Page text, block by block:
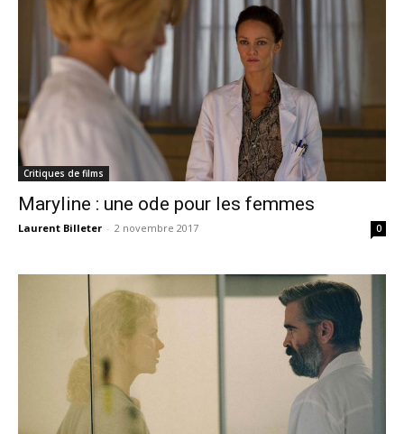
Critiques de films
Maryline : une ode pour les femmes
Laurent Billeter - 2 novembre 2017 0